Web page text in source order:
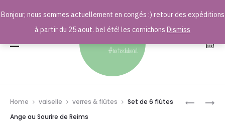
Home vaiselle verres & flûtes
Set de 6 flûtes
Ange au Sourire de Reims
Bonjour, nous sommes actuellement en congés :) retour des expéditions
à partir du 25 aout. bel été! les cornichons Dismiss